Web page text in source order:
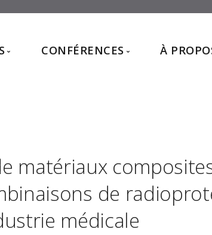
2022
2021
CONFÉRENCES À
matériaux
de
médicale